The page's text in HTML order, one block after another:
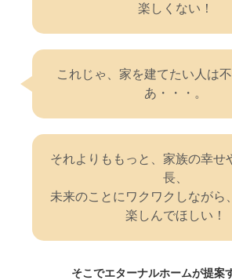
楽しくない！
これじゃ、家を建てたい人は
あ・・・。
それよりももっと、家族の幸せ
長、
未来のことにワクワクしながら
楽しんでほしい！
そこでエターナルホームが提案